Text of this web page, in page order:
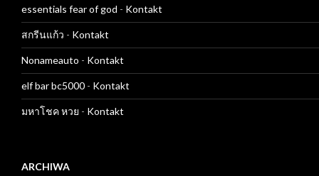
essentials fear of god - Kontakt
สกรีนแก้ว - Kontakt
Nonameauto - Kontakt
elf bar bc5000 - Kontakt
มหาโชค หวย - Kontakt
ARCHIWA